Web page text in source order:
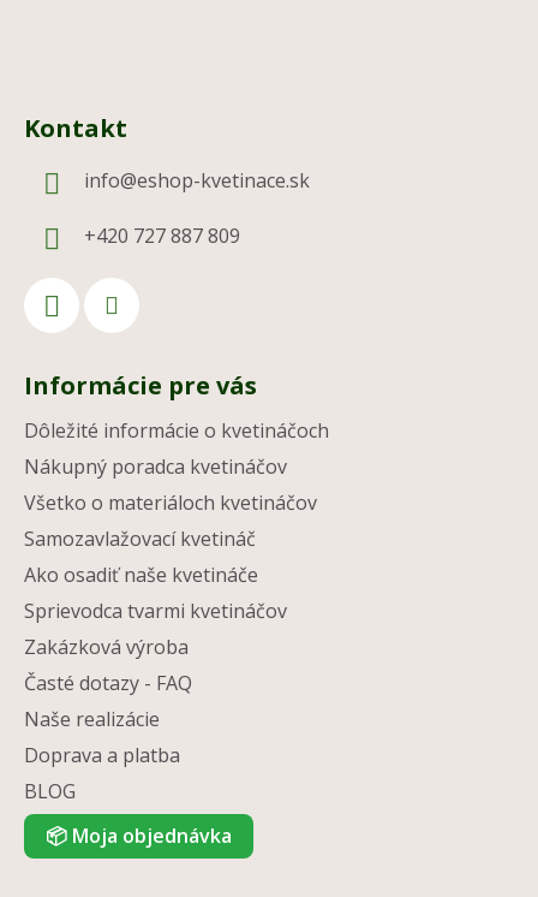
Kontakt
info@eshop-kvetinace.sk
+420 727 887 809
Informácie pre vás
Dôležité informácie o kvetináčoch
Nákupný poradca kvetináčov
Všetko o materiáloch kvetináčov
Samozavlažovací kvetináč
Ako osadiť naše kvetináče
Sprievodca tvarmi kvetináčov
Zakázková výroba
Časté dotazy - FAQ
Naše realizácie
Doprava a platba
BLOG
📦 Moja objednávka